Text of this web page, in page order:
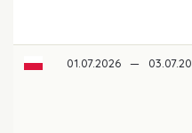
01.07.2026 —